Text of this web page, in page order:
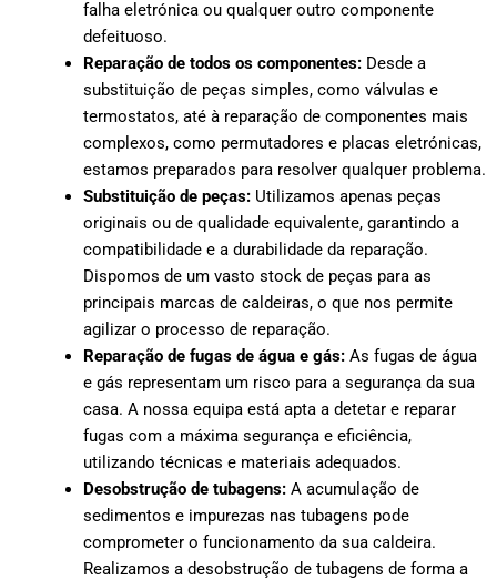
falha eletrónica ou qualquer outro componente
defeituoso.
Reparação de todos os componentes: Desde a
substituição de peças simples, como válvulas e
termostatos, até à reparação de componentes mais
complexos, como permutadores e placas eletrónicas,
estamos preparados para resolver qualquer problema.
Substituição de peças: Utilizamos apenas peças
originais ou de qualidade equivalente, garantindo a
compatibilidade e a durabilidade da reparação.
Dispomos de um vasto stock de peças para as
principais marcas de caldeiras, o que nos permite
agilizar o processo de reparação.
Reparação de fugas de água e gás: As fugas de água
e gás representam um risco para a segurança da sua
casa. A nossa equipa está apta a detetar e reparar
fugas com a máxima segurança e eficiência,
utilizando técnicas e materiais adequados.
Desobstrução de tubagens: A acumulação de
sedimentos e impurezas nas tubagens pode
comprometer o funcionamento da sua caldeira.
Realizamos a desobstrução de tubagens de forma a